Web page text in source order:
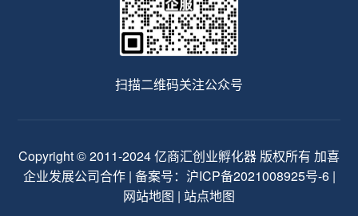
扫描二维码关注公众号
Copyright © 2011-2024 亿商汇创业孵化器 版权所有 加喜
企业发展公司合作 | 备案号： 沪ICP备2021008925号-6|
网站地图 | 站点地图